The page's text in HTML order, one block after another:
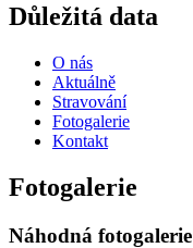
Důležitá data
O nás
Aktuálně
Stravování
Fotogalerie
Kontakt
Fotogalerie
Náhodná fotogalerie